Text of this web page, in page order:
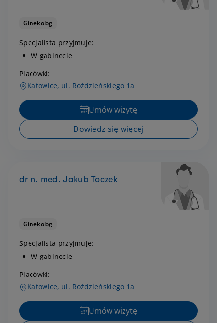
Ginekolog
Specjalista przyjmuje:
W gabinecie
Placówki:
Katowice, ul. Roździeńskiego 1a
Umów wizytę
Dowiedz się więcej
dr n. med. Jakub Toczek
Ginekolog
Specjalista przyjmuje:
W gabinecie
Placówki:
Katowice, ul. Roździeńskiego 1a
Umów wizytę